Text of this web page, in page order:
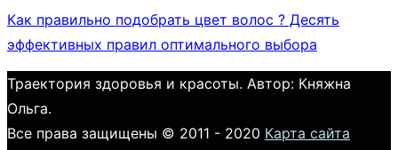
Как правильно подобрать цвет волос ? Десять
эффективных правил оптимального выбора
Траектория здоровья и красоты. Автор: Княжна
Ольга.
Все права защищены © 2011 - 2020 Карта сайта